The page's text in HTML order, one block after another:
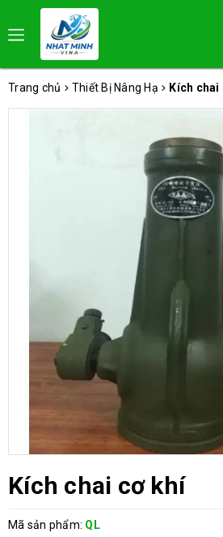
Trang chủ Thiết Bị Nâng Hạ Kích chai
Kích chai cơ khí
Mã sản phẩm: QL